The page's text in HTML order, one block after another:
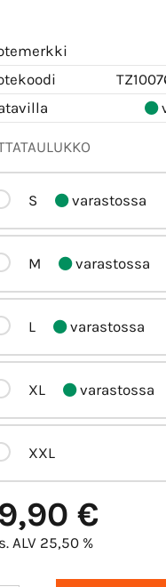
S varastossa
M varastossa
L varastossa
XL varastossa
XXL
€
ALV 25,50 %